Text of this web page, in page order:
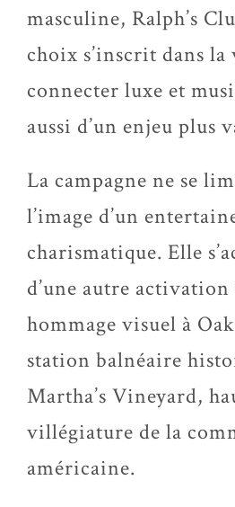
masculine, Ralph’s
choix s’inscrit dans
connecter luxe et
aussi d’un enjeu plus
La campagne ne se
l’image d’un
charismatique. Elle
d’une autre
hommage visuel à
station balnéaire
Martha’s Vineyard,
villégiature de la
américaine.